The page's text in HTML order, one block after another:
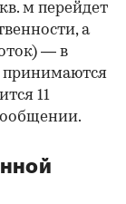
м перейдет
а
— в
принимаются
11